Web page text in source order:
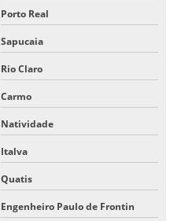
Porto Real
Sapucaia
Rio Claro
Carmo
Natividade
Italva
Quatis
Engenheiro Paulo de Frontin